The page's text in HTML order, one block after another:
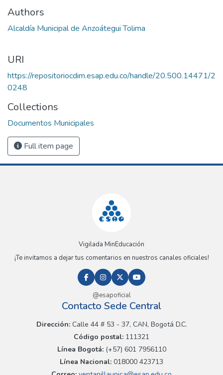
Authors
Alcaldía Municipal de Anzoátegui Tolima
URI
https://repositoriocdim.esap.edu.co/handle/20.500.14471/2
0248
Collections
Documentos Municipales
Full item page
Vigilada MinEducación
¡Te invitamos a dejar tus comentarios en nuestros canales oficiales!
@esapoficial
Contacto Sede Central
Dirección:Calle 44 # 53 - 37, CAN, Bogotá D.C.
Código postal: 111321
Línea Bogotá:(+57) 601 7956110
Línea Nacional: 018000 423713